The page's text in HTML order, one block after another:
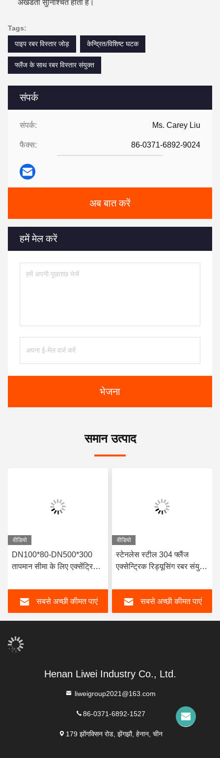
संपर्क
संपर्क: Ms. Carey Liu
फैक्स: 86-0371-6892-9024
अब बात करें
हमें मेल करें
भेजना
अखंडता सुनिश्चित होती है।
Tags:
पाइप रबर विस्तार जोड़
केन्द्रित/विशिष्ट घटक
फ्लैंज के साथ रबर विस्तार संयुक्त
समान उत्पाद
वीडियो
DN100*80-DN500*300
तापमान सीमा के लिए एक्सेंट्रिक
विशेष -30- 150 C
सबसे अच्छी कीमत पाएं
वीडियो
स्टेनलेस स्टील 304 फ्लैंज
एक्सेन्ट्रिक रिड्यूसिंग रबर संयुक्त
सबसे अच्छी कीमत पाएं
Henan Liwei Industry Co., Ltd.
liweigroup2021@163.com
86-0371-6892-1527
179 झोंगक्सिन रोड, झेंगझौ, हेनान, चीन